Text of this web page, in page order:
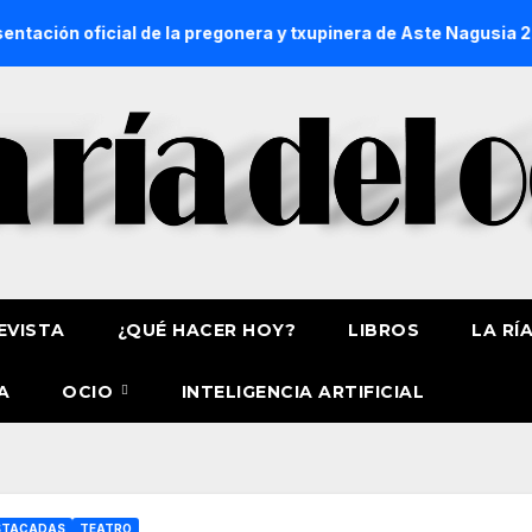
de la pregonera y txupinera de Aste Nagusia 2026 La
¿QUÉ HACER HOY? LIBROS LA
OCIO INTELIGENCIA ARTIFICIAL
TEATRO